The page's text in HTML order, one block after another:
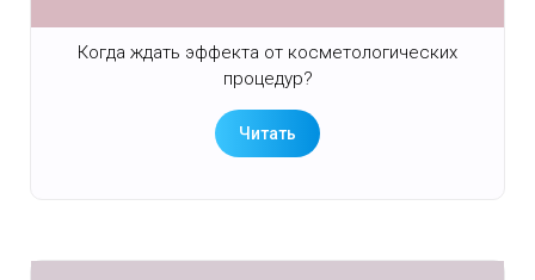
Когда ждать эффекта от косметологических
процедур?
Читать